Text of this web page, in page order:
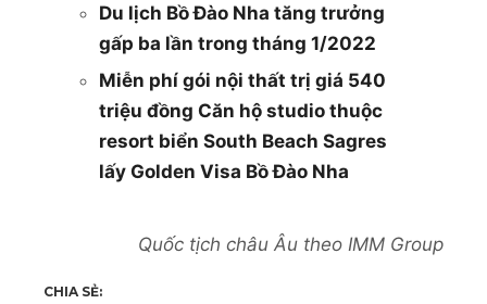
Du lịch Bồ Đào Nha tăng trưởng
gấp ba lần trong tháng 1/2022
Miễn phí gói nội thất trị giá 540
triệu đồng Căn hộ studio thuộc
resort biển South Beach Sagres
lấy Golden Visa Bồ Đào Nha
Quốc tịch châu Âu theo IMM Group
CHIA SẺ: